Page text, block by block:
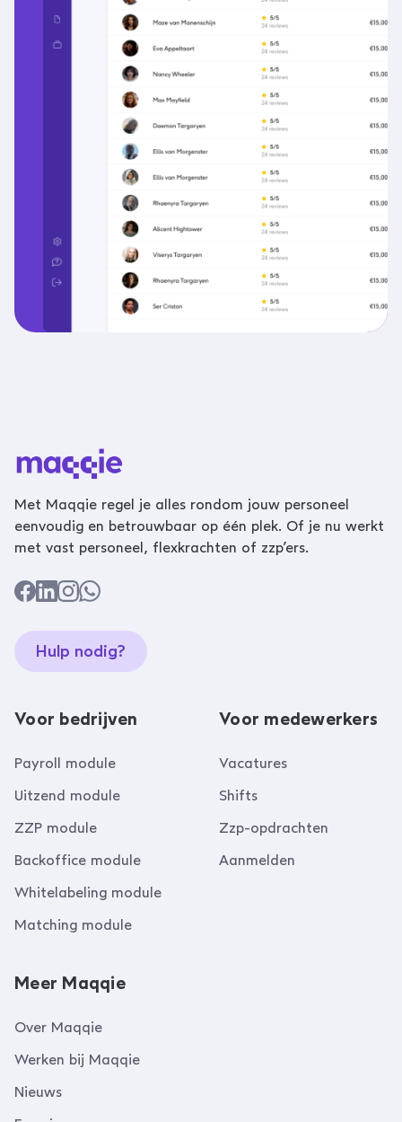
Met Maqqie regel je alles rondom jouw personeel
eenvoudig en betrouwbaar op één plek. Of je nu werkt
met vast personeel, flexkrachten of zzp’ers.
Hulp nodig?
Voor bedrijven
Payroll module
Uitzend module
ZZP module
Backoffice module
Whitelabeling module
Matching module
Voor medewerkers
Vacatures
Shifts
Zzp-opdrachten
Aanmelden
Meer Maqqie
Over Maqqie
Werken bij Maqqie
Nieuws